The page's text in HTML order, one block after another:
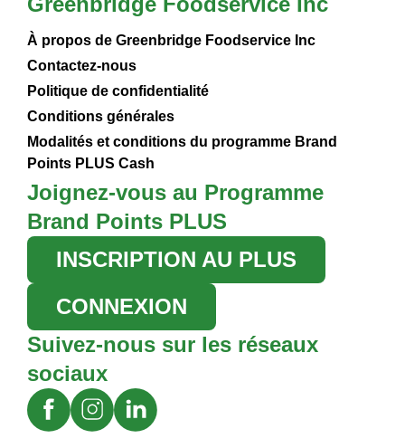
À propos de Greenbridge Foodservice Inc
Contactez-nous
Politique de confidentialité
Conditions générales
Modalités et conditions du programme Brand
Points PLUS Cash
Joignez-vous au Programme
Brand Points PLUS
INSCRIPTION AU PLUS
CONNEXION
Suivez-nous sur les réseaux
sociaux